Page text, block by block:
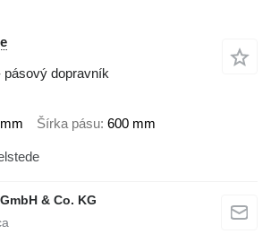
pásový dopravník
Šírka pásu 600 mm
& Co. KG